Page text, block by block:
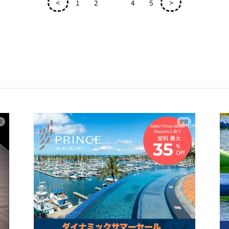
< 1 2 4 5 >
広告